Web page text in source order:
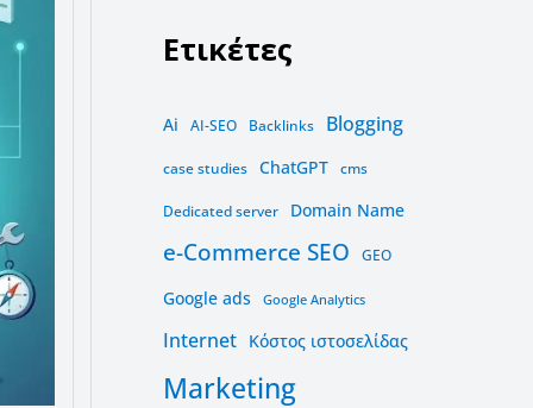
σ
Ετικέτες
Ai AI-SEO Backlinks Blogging
case studies ChatGPT cms
Dedicated server Domain Name
e-Commerce SEO GEO
Google ads Google Analytics
Internet Kόστος ιστοσελίδας
Marketing